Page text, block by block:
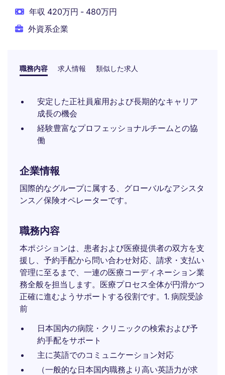
年収 420万円 - 480万円
外資系企業
職務内容 求人情報 類似した求人
安定した正社員雇用および長期的なキャリア
成長の機会
経験豊富なプロフェッショナルチームとの協
働
企業情報
国際的なグループに属する、グローバルなアシスタ
ンス／保険オペレーターです。
職務内容
本ポジションは、患者および医療提供者の双方を支
援し、予約手配から問い合わせ対応、請求・支払い
管理に至るまで、一連の医療コーディネーション業
務全般を担当します。医療プロセス全体が円滑かつ
正確に進むようサポートする役割です。1. 病院受診
前
日本国内の病院・クリニックの検索および予
約手配をサポート
主に英語でのコミュニケーション対応
（一般的な日本国内職務より高い英語力が求